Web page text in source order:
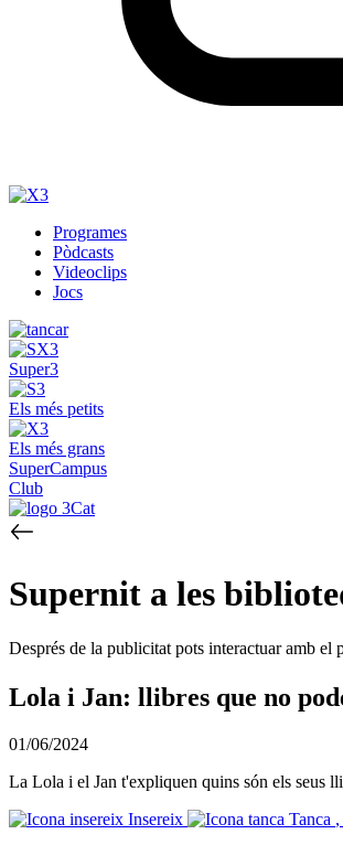
Programes
Pòdcasts
Videoclips
Jocs
Super3
Els més petits
Els més grans
SuperCampus
Club
Supernit a les
Després de la publicitat pots interactuar amb el
Lola i Jan: llibres que no
01/06/2024
La Lola i el Jan t'expliquen quins són els seus
Insereix
Tanca